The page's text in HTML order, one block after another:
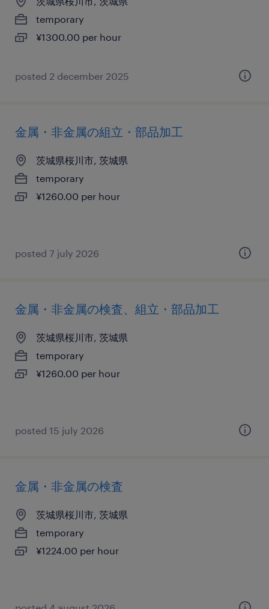
temporary
¥1300.00 per hour
posted 2 december 2025
金属・非金属の組立・部品加工
茨城県桜川市, 茨城県
temporary
¥1260.00 per hour
posted 7 july 2026
金属・非金属の検査、組立・部品加工
茨城県桜川市, 茨城県
temporary
¥1260.00 per hour
posted 15 july 2026
金属・非金属の検査
茨城県桜川市, 茨城県
temporary
¥1224.00 per hour